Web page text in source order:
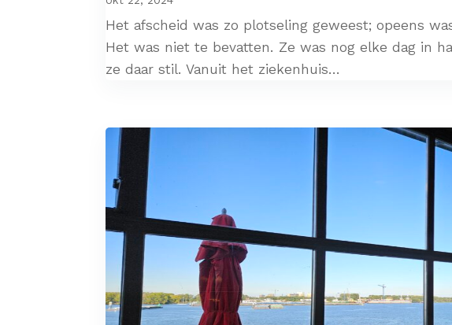
Het afscheid was zo plotseling geweest; opeens
Het was niet te bevatten. Ze was nog elke dag in
ze daar stil. Vanuit het ziekenhuis...